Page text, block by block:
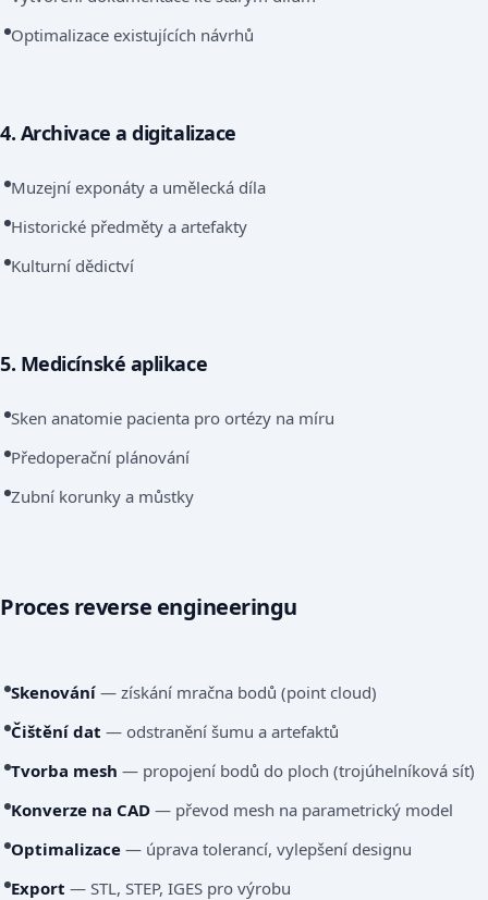
Optimalizace existujících návrhů
4. Archivace a digitalizace
Muzejní exponáty a umělecká díla
Historické předměty a artefakty
Kulturní dědictví
5. Medicínské aplikace
Sken anatomie pacienta pro ortézy na míru
Předoperační plánování
Zubní korunky a můstky
Proces reverse engineeringu
Skenování — získání mračna bodů (point cloud)
Čištění dat — odstranění šumu a artefaktů
Tvorba mesh — propojení bodů do ploch (trojúhelníková síť)
Konverze na CAD — převod mesh na parametrický model
Optimalizace — úprava tolerancí, vylepšení designu
Export — STL, STEP, IGES pro výrobu